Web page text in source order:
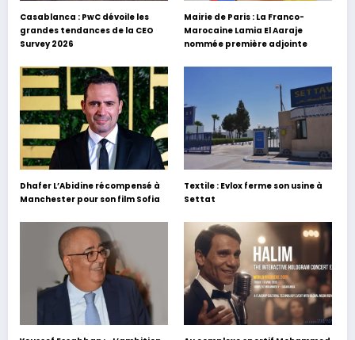
Casablanca : PwC dévoile les
grandes tendances de la CEO
Survey 2026
Mairie de Paris : La Franco-
Marocaine Lamia El Aaraje
nommée première adjointe
Dhafer L’Abidine récompensé à
Manchester pour son film Sofia
Textile : Evlox ferme son usine à
Settat